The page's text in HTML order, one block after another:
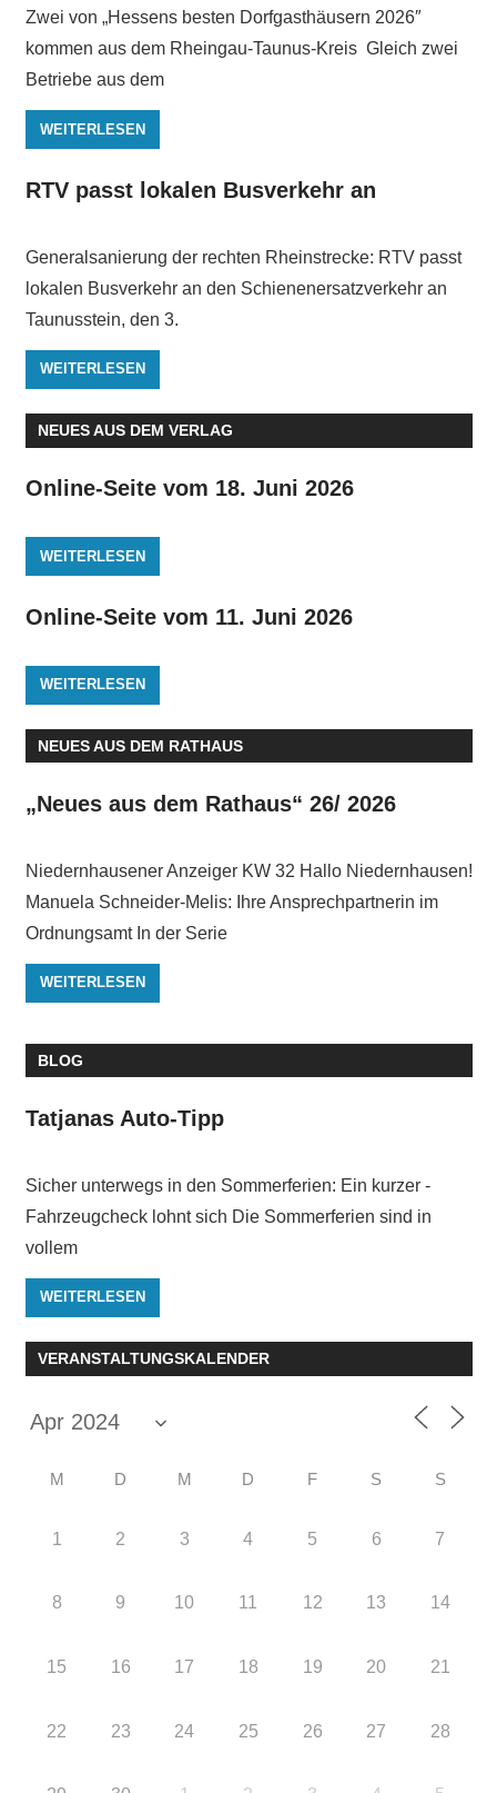
Zwei von „Hessens besten Dorfgasthäusern 2026″
kommen aus dem Rheingau-Taunus-Kreis Gleich zwei
Betriebe aus dem
WEITERLESEN
RTV passt lokalen Busverkehr an
Generalsanierung der rechten Rheinstrecke: RTV passt
lokalen Busverkehr an den Schienenersatzverkehr an
Taunusstein, den 3.
WEITERLESEN
NEUES AUS DEM VERLAG
Online-Seite vom 18. Juni 2026
WEITERLESEN
Online-Seite vom 11. Juni 2026
WEITERLESEN
NEUES AUS DEM RATHAUS
„Neues aus dem Rathaus“ 26/ 2026
Niedernhausener Anzeiger KW 32 Hallo Niedernhausen!
Manuela Schneider-Melis: Ihre Ansprechpartnerin im
Ordnungsamt In der Serie
WEITERLESEN
BLOG
Tatjanas Auto-Tipp
Sicher unterwegs in den ­Sommerferien: Ein kurzer ­
Fahrzeugcheck lohnt sich Die Sommerferien sind in
vollem
WEITERLESEN
VERANSTALTUNGSKALENDER
M D M D F S S
1 2 3 4 5 6 7
8 9 10 11 12 13 14
15 16 17 18 19 20 21
22 23 24 25 26 27 28